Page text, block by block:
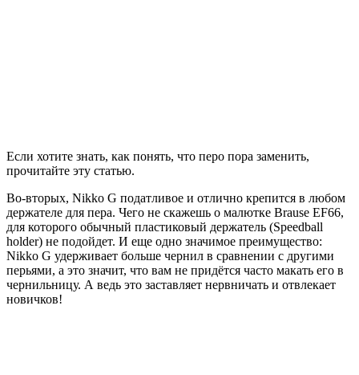
Если хотите знать, как понять, что перо пора заменить,
прочитайте эту статью.
Во-вторых, Nikko G податливое и отлично крепится в любом
держателе для пера. Чего не скажешь о малютке Brause EF66,
для которого обычный пластиковый держатель (Speedball
holder) не подойдет. И еще одно значимое преимущество:
Nikko G удерживает больше чернил в сравнении с другими
перьями, а это значит, что вам не придётся часто макать его в
чернильницу. А ведь это заставляет нервничать и отвлекает
новичков!